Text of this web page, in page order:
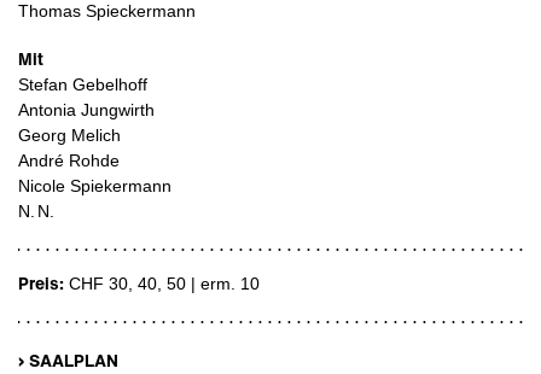
Thomas Spieckermann
Mit
Stefan Gebelhoff
Antonia Jungwirth
Georg Melich
André Rohde
Nicole Spiekermann
N. N.
Preis: CHF 30, 40, 50 | erm. 10
› SAALPLAN